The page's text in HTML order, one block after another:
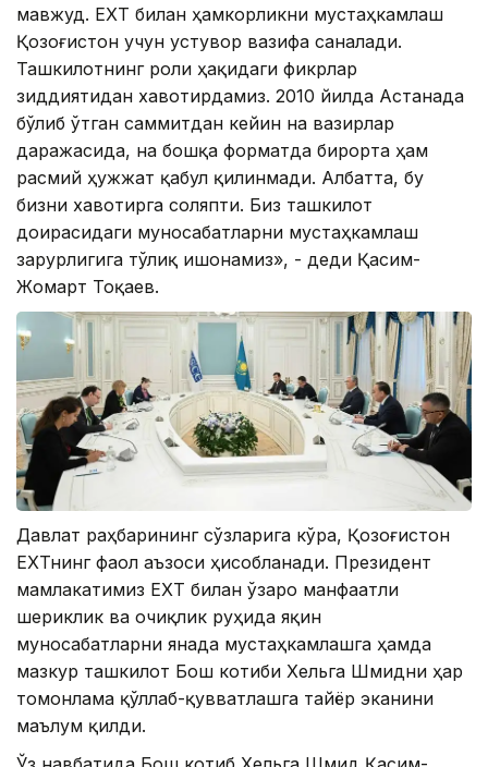
мавжуд. ЕХҲТ билан ҳамкорликни мустаҳкамлаш
Қозоғистон учун устувор вазифа саналади.
Ташкилотнинг роли ҳақидаги фикрлар
зиддиятидан хавотирдамиз. 2010 йилда Астанада
бўлиб ўтган саммитдан кейин на вазирлар
даражасида, на бошқа форматда бирорта ҳам
расмий ҳужжат қабул қилинмади. Албатта, бу
бизни хавотирга соляпти. Биз ташкилот
доирасидаги муносабатларни мустаҳкамлаш
зарурлигига тўлиқ ишонамиз», - деди Қасим-
Жомарт Тоқаев.
Давлат раҳбарининг сўзларига кўра, Қозоғистон
ЕХҲТнинг фаол аъзоси ҳисобланади. Президент
мамлакатимиз ЕХҲТ билан ўзаро манфаатли
шериклик ва очиқлик руҳида яқин
муносабатларни янада мустаҳкамлашга ҳамда
мазкур ташкилот Бош котиби Хельга Шмидни ҳар
томонлама қўллаб-қувватлашга тайёр эканини
маълум қилди.